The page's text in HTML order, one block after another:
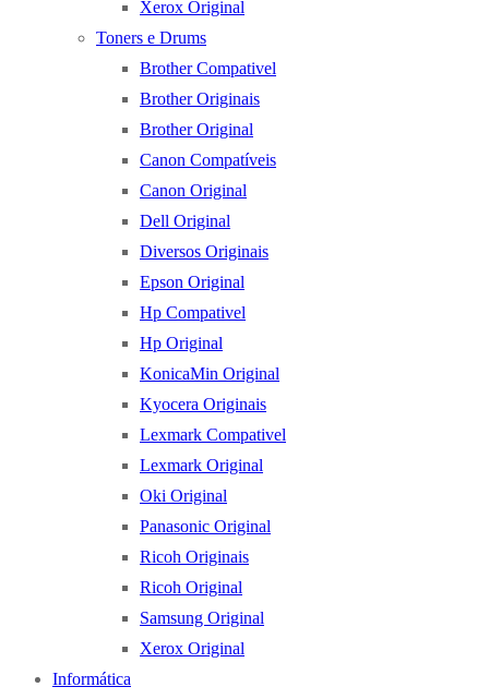
Xerox Original
Toners e Drums
Brother Compativel
Brother Originais
Brother Original
Canon Compatíveis
Canon Original
Dell Original
Diversos Originais
Epson Original
Hp Compativel
Hp Original
KonicaMin Original
Kyocera Originais
Lexmark Compativel
Lexmark Original
Oki Original
Panasonic Original
Ricoh Originais
Ricoh Original
Samsung Original
Xerox Original
Informática